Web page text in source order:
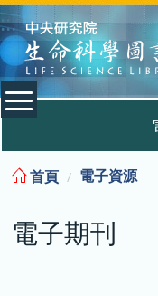
:::
首頁 電子資源
電子期刊